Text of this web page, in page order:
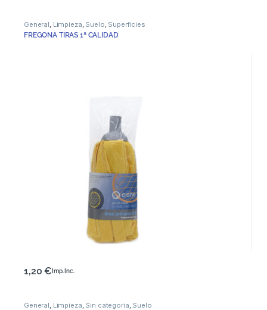
General Limpieza Suelo Superficies
FREGONA TIRAS 1ª CALIDAD
1,20€ Imp. Inc.
General, Limpieza, Sin categoria, Suelo